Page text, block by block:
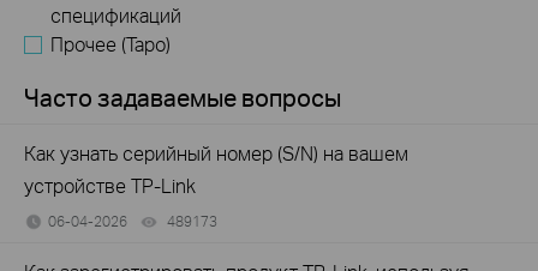
спецификаций
Прочее (Tapo)
Часто задаваемые вопросы
Как узнать серийный номер (S/N) на вашем
устройстве TP-Link
06-04-2026 489173